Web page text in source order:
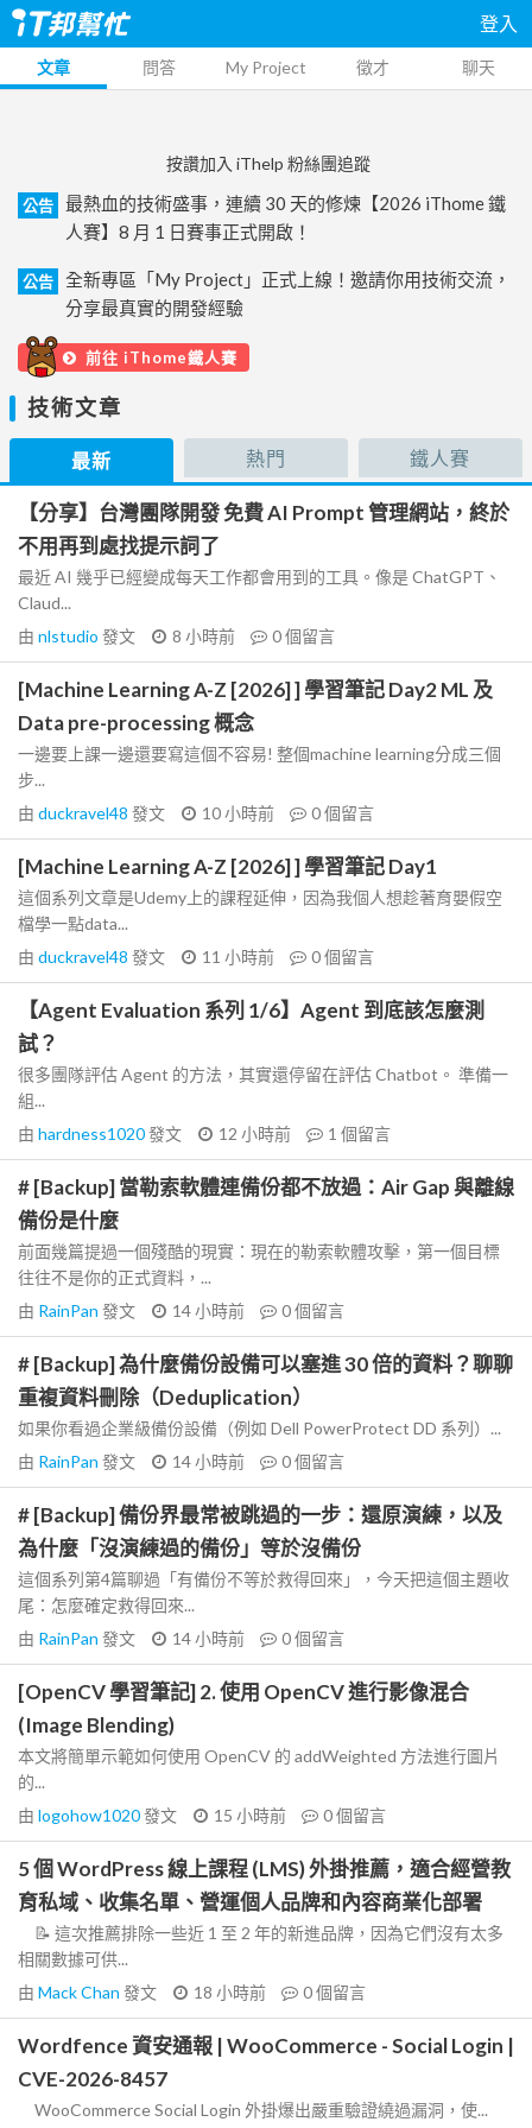
登入
文章 問答 My Project 徵才 聊天
按讚加入 iThelp 粉絲團追蹤
公告
最熱血的技術盛事，連續 30 天的修煉【2026 iThome 鐵
人賽】8 月 1 日賽事正式開啟！
公告
全新專區「My Project」正式上線！邀請你用技術交流，
分享最真實的開發經驗
前往 iThome鐵人賽
技術文章
最新 熱門 鐵人賽
【分享】台灣團隊開發 免費 AI Prompt 管理網站，終於
不用再到處找提示詞了
最近 AI 幾乎已經變成每天工作都會用到的工具。像是 ChatGPT、
Claud...
由 nlstudio 發文 8 小時前 0個留言
[Machine Learning A-Z [2026] ] 學習筆記 Day2 ML 及
Data pre-processing 概念
一邊要上課一邊還要寫這個不容易! 整個machine learning分成三個
步...
由 duckravel48 發文 10 小時前 0個留言
[Machine Learning A-Z [2026] ] 學習筆記 Day1
這個系列文章是Udemy上的課程延伸，因為我個人想趁著育嬰假空
檔學一點data...
由 duckravel48 發文 11 小時前 0個留言
【Agent Evaluation 系列 1/6】Agent 到底該怎麼測
試？
很多團隊評估 Agent 的方法，其實還停留在評估 Chatbot。 準備一
組...
由 hardness1020發文 12 小時前 1 個留言
# [Backup] 當勒索軟體連備份都不放過：Air Gap 與離線
備份是什麼
前面幾篇提過一個殘酷的現實：現在的勒索軟體攻擊，第一個目標
往往不是你的正式資料，...
由 RainPan 發文 14 小時前 0個留言
# [Backup] 為什麼備份設備可以塞進 30 倍的資料？聊聊
重複資料刪除（Deduplication）
如果你看過企業級備份設備（例如 Dell PowerProtect DD 系列）...
由 RainPan 發文 14 小時前 0個留言
# [Backup] 備份界最常被跳過的一步：還原演練，以及
為什麼「沒演練過的備份」等於沒備份
這個系列第4篇聊過「有備份不等於救得回來」，今天把這個主題收
尾：怎麼確定救得回來...
由 RainPan 發文 14 小時前 0個留言
[OpenCV 學習筆記] 2. 使用 OpenCV 進行影像混合
(Image Blending)
本文將簡單示範如何使用 OpenCV 的 addWeighted 方法進行圖片
的...
由 logohow1020發文 15 小時前 0個留言
5 個 WordPress 線上課程 (LMS) 外掛推薦，適合經營教
育私域、收集名單、營運個人品牌和內容商業化部署
📝 這次推薦排除一些近 1 至 2 年的新進品牌，因為它們沒有太多
相關數據可供...
由 Mack Chan 發文 18 小時前 0個留言
Wordfence 資安通報 | WooCommerce - Social Login |
CVE-2026-8457
WooCommerce Social Login 外掛爆出嚴重驗證繞過漏洞，使...